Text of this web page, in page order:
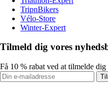
TripnBikers
Vélo-Store
Winter-Expert
Tilmeld dig vores
Få 10 % rabat ved at tilmelde